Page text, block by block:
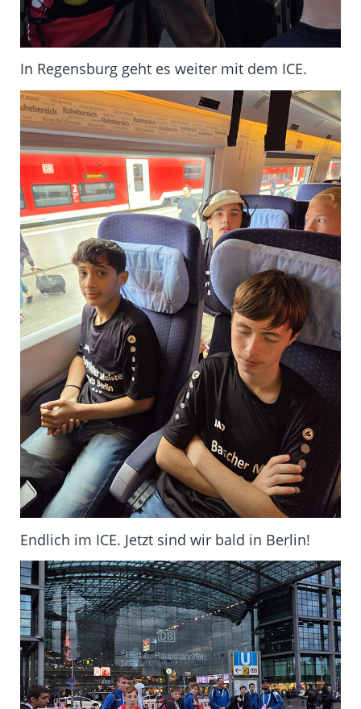
In Regensburg geht es weiter mit dem ICE.
Endlich im ICE. Jetzt sind wir bald in Berlin!